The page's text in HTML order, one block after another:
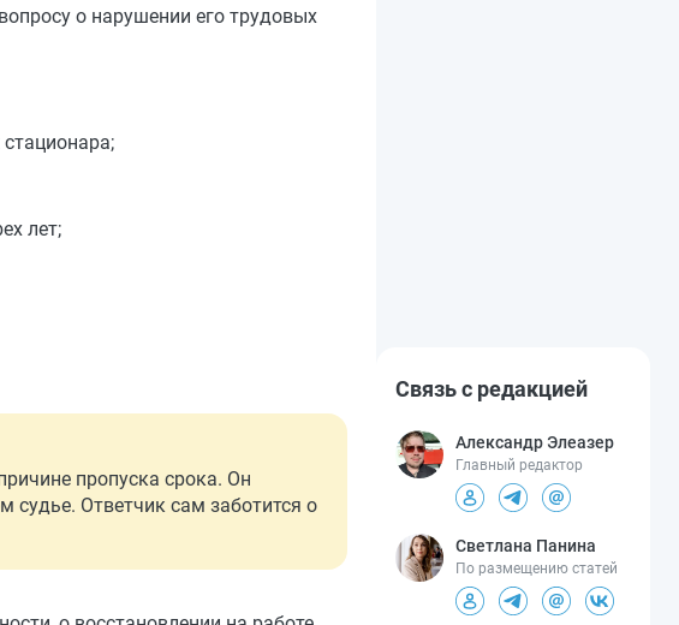
о нарушении его трудовых
лет;
пропуска срока. Он
судье. Ответчик сам заботится о
Связь с редакцией
Александр Элеазер
Главный редактор
Светлана Панина
По размещению статей